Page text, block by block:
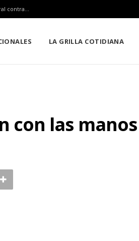
Claudia Sheinbaum, Mara Lezama y Estefanía Mercado fortalecen estrategia integral contra el sargazo
LA GRILLA COTIDIANA
con las